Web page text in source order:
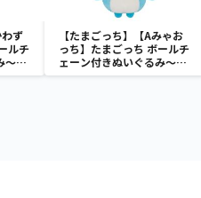
わず
ルチ
～
～
【たまごっち】【Aみゃお
っち】たまごっち ボールチ
ェーン付きぬいぐるみ～
Tamagotchi Paradise～